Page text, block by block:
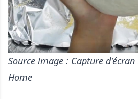
Source image : Capture
Home